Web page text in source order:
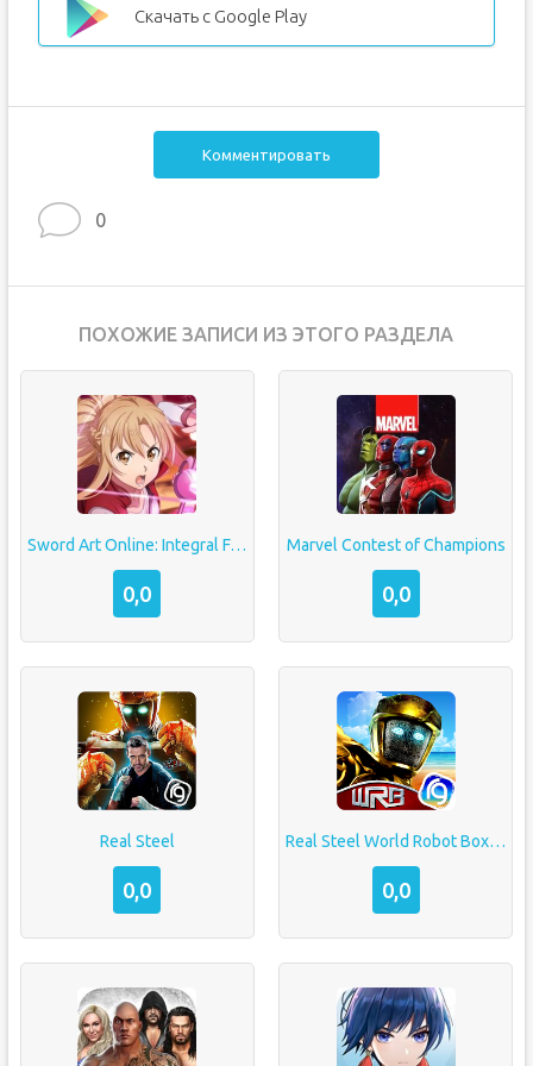
Скачать с Google Play
Комментировать
0
ПОХОЖИЕ ЗАПИСИ ИЗ ЭТОГО РАЗДЕЛА
Sword Art Online: Integral Factor
0,0
Marvel Contest of Champions
0,0
Real Steel
0,0
Real Steel World Robot Boxing
0,0